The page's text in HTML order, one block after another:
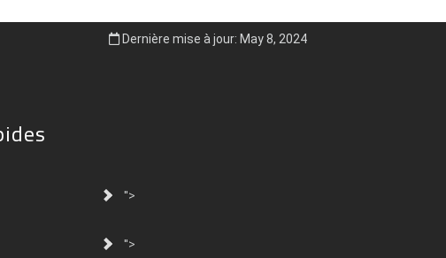
Dernière mise à jour: May 8, 2024
">
">